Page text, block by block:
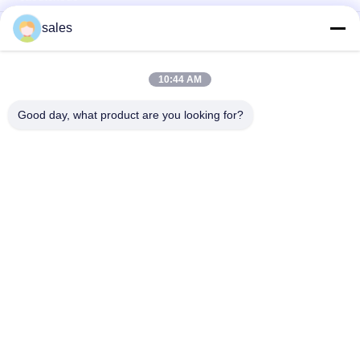
Machine d'élargissement textile à grande vitesse permettant
d'économiser l'énergie
Machine à enroulement en spirale à ultrasons et machine à
découper automatique pour tubes de support de
sales
10:44 AM
Good day, what product are you looking for?